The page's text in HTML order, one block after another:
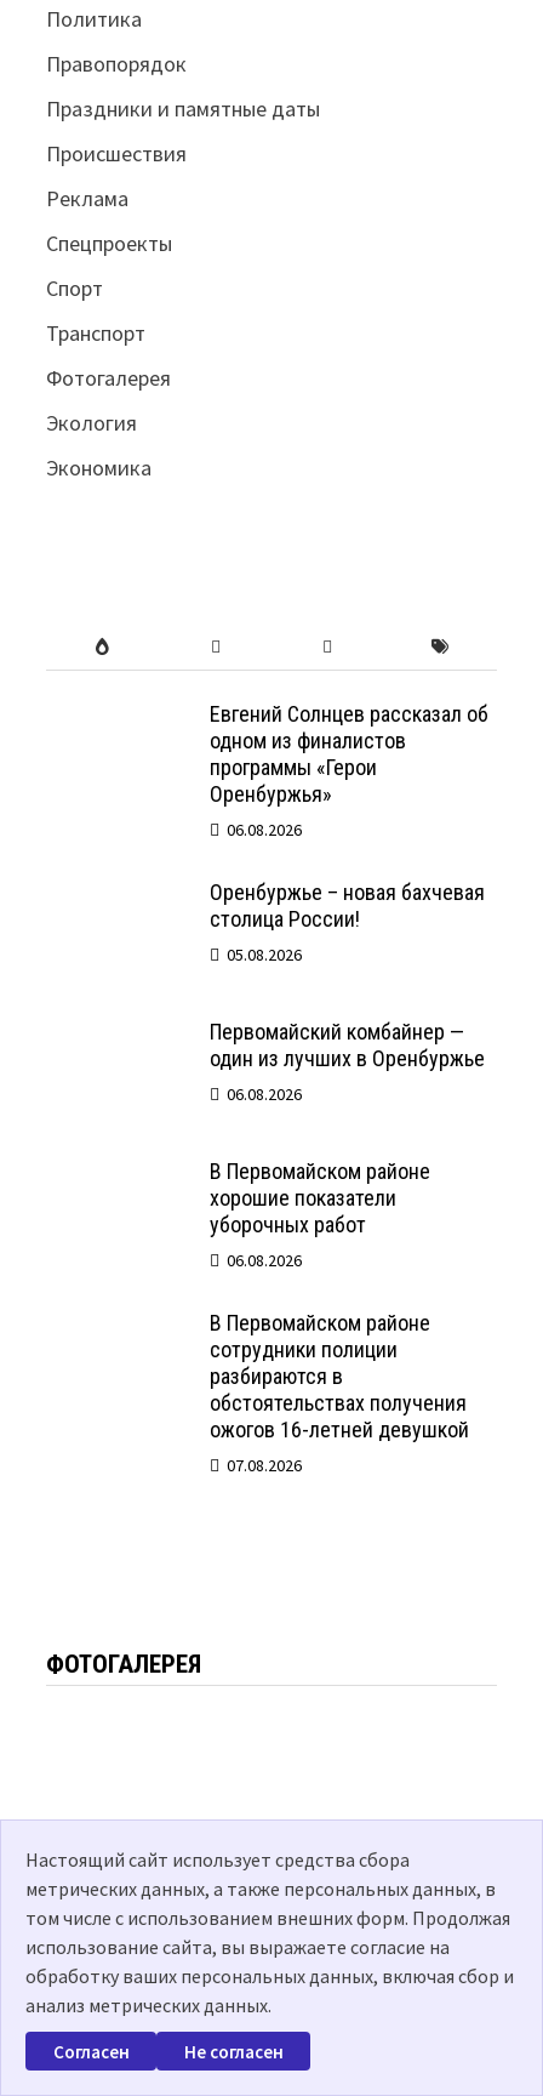
Политика
Правопорядок
Праздники и памятные даты
Происшествия
Реклама
Спецпроекты
Спорт
Транспорт
Фотогалерея
Экология
Экономика
Евгений Солнцев рассказал об
одном из финалистов
программы «Герои
Оренбуржья»
06.08.2026
Оренбуржье – новая бахчевая
столица России!
05.08.2026
Первомайский комбайнер —
один из лучших в Оренбуржье
06.08.2026
В Первомайском районе
хорошие показатели
уборочных работ
06.08.2026
В Первомайском районе
сотрудники полиции
разбираются в
обстоятельствах получения
ожогов 16-летней девушкой
07.08.2026
ФОТОГАЛЕРЕЯ
Настоящий сайт использует средства сбора
метрических данных, а также персональных данных, в
том числе с использованием внешних форм. Продолжая
использование сайта, вы выражаете согласие на
обработку ваших персональных данных, включая сбор и
анализ метрических данных.
Согласен Не согласен